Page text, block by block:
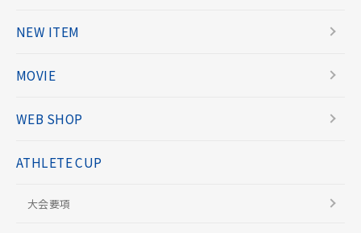
NEW ITEM
MOVIE
WEB SHOP
ATHLETE CUP
大会要項